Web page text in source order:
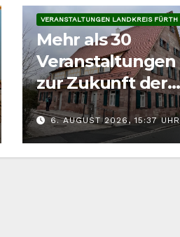
VERANSTALTUNGEN LANDKREIS FÜRTH
Mehr als 30
Veranstaltungen
zur Zukunft der
Ortskerne
6. AUGUST 2026, 15:37 UHR